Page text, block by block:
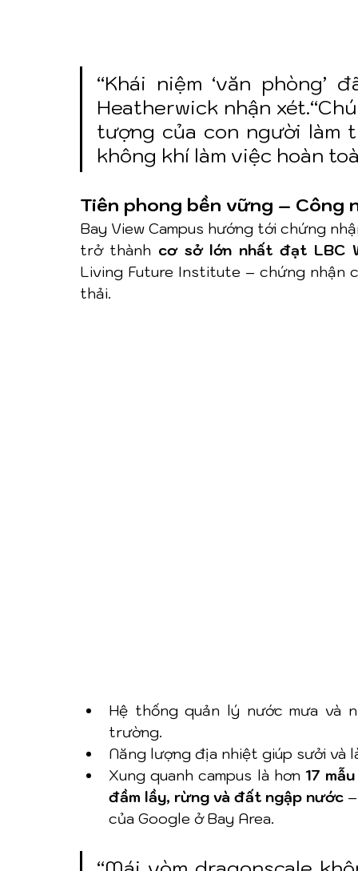
“Khái niệm ‘văn phòng’
Heatherwick nhận
tượng của con người làm
không khí làm việc hoàn
Tiên phong bền vững – Công
Bay View Campus hướng tới chứng
trở thành cơ sở lớn nhất đạt LBC
Living Future Institute – chứng nhận
thải.
Hệ thống quản lý nước mưa và
trường.
Năng lượng địa nhiệt giúp sưởi và
Xung quanh campus là hơn 17
đầm lầy, rừng và đất ngập nước
của Google ở Bay Area.